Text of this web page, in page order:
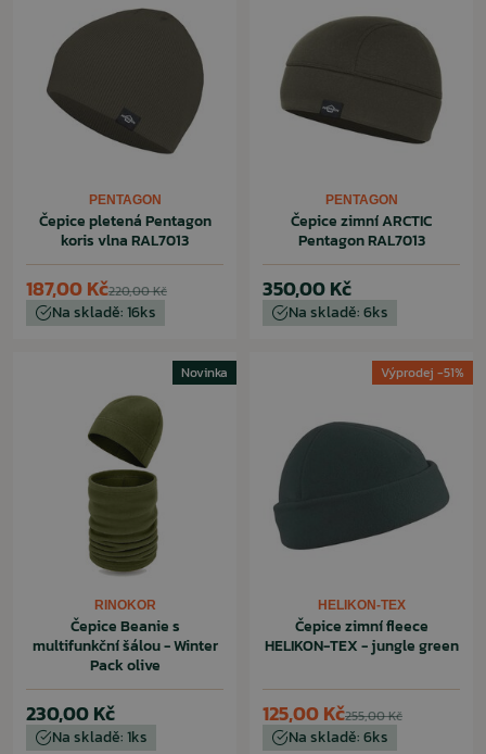
PENTAGON
Čepice pletená Pentagon
koris vlna RAL7013
220,00 Kč
187,00 Kč
Na skladě: 16ks
PENTAGON
Čepice zimní ARCTIC
Pentagon RAL7013
350,00 Kč
Na skladě: 6ks
Novinka
RINOKOR
Čepice Beanie s
multifunkční šálou - Winter
Pack olive
230,00 Kč
Na skladě: 1ks
Výprodej -51%
HELIKON-TEX
Čepice zimní fleece
HELIKON-TEX - jungle green
255,00 Kč
125,00 Kč
Na skladě: 6ks